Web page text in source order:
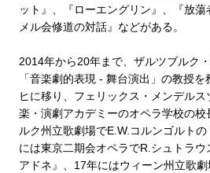
ット』、『ローエングリン』、『放
メル会修道の対話』などがある。
2014年から20年まで、ザルツブルク
「音楽劇的表現 - 舞台演出」の教授
ヒに移り、フェリックス・メンデル
楽・演劇アカデミーのオペラ学校の
ルク州立歌劇場でE.W.コルンゴルト
には東京二期会オペラでR.シュトラウ
アドネ』、17年にはウィーン州立歌